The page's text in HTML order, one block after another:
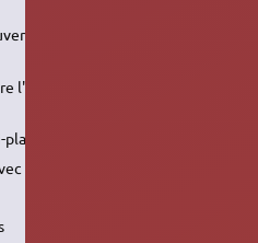
un paquet, connaître la
l'utilisation de mot de passe
ce mini-PC